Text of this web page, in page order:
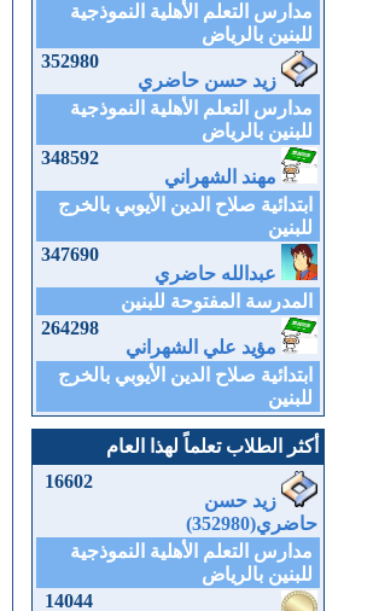
مدارس التعلم الأهلية النموذجية
للبنين بالرياض
زيد حسن حاضري
352980
مدارس التعلم الأهلية النموذجية
للبنين بالرياض
مهند الشهراني
348592
ابتدائية صلاح الدين الأيوبي بالخرج
للبنين
عبدالله حاضري
347690
المدرسة المفتوحة للبنين
مؤيد علي الشهراني
264298
ابتدائية صلاح الدين الأيوبي بالخرج
للبنين
أكثر الطلاب تعلماً لهذا العام
زيد حسن
حاضري(352980)
16602
مدارس التعلم الأهلية النموذجية
للبنين بالرياض
14044